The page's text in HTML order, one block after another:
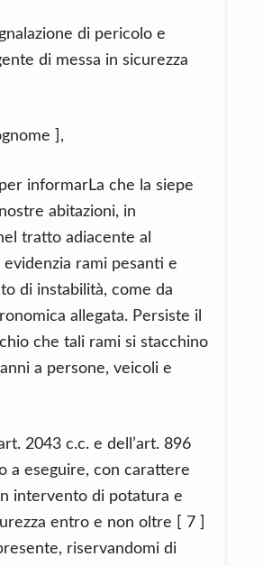
di pericolo e
di messa in sicurezza
],
informarLa che la siepe
abitazioni, in
tratto adiacente al
rami pesanti e
di instabilità, come da
allegata. Persiste il
che tali rami si stacchino
a persone, veicoli e
2043 c.c. e dell’art. 896
a eseguire, con carattere
intervento di potatura e
entro e non oltre [ 7 ]
riservandomi di